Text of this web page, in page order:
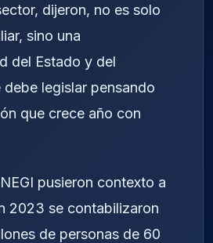
dijeron, no es solo
sino una
del Estado y del
legislar pensando
que crece año con
pusieron contexto a
2023 se contabilizaron
de personas de 60